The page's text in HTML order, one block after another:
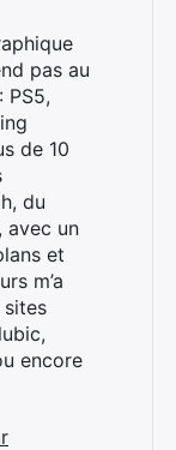
pas au
PS5,
de 10
du
avec un
et
m’a
encore